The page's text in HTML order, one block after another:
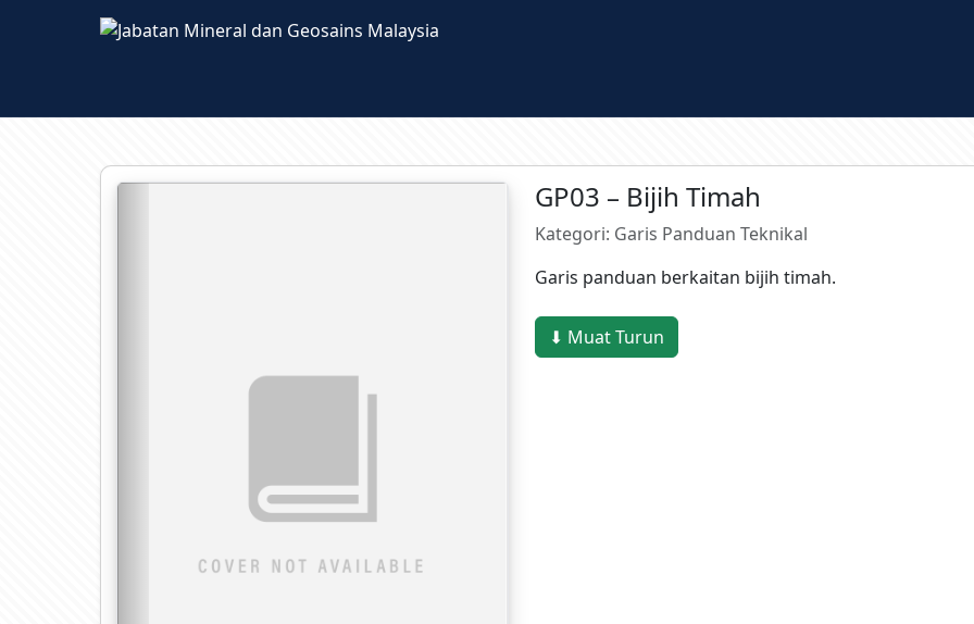
GP03 – Bijih Timah
Kategori: Garis Panduan Teknikal
Garis panduan berkaitan bijih timah.
⬇ Muat Turun